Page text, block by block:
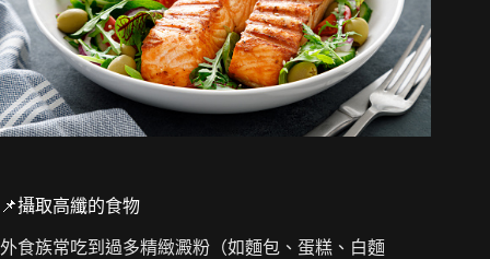
📌攝取高纖的食物
外食族常吃到過多精緻澱粉（如麵包、蛋糕、白麵